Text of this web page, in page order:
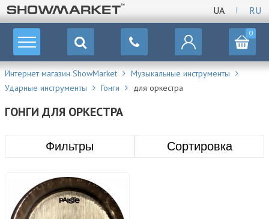
UA RU
0
Интернет магазин ShowMarket
Музыкальные инструменты
Ударные инструменты
Гонги для оркестра
ГОНГИ ДЛЯ ОРКЕСТРА
Фильтры Сортировка